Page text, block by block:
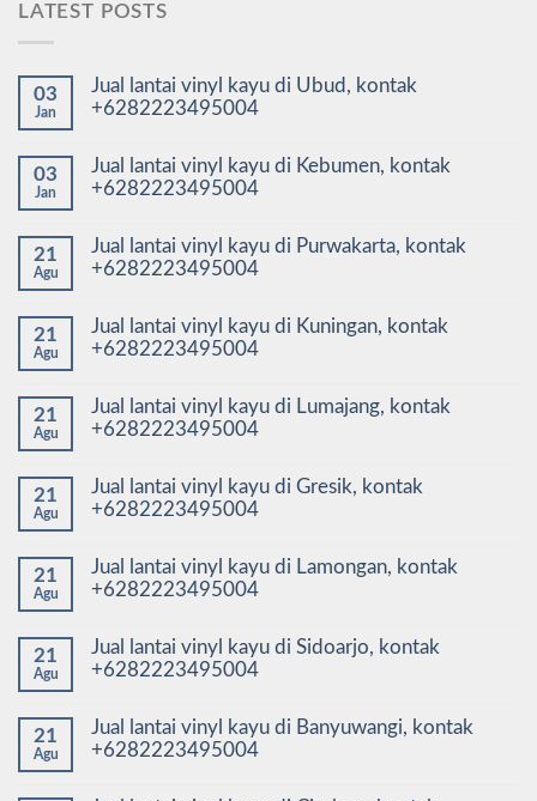
LATEST POSTS
03
Jan
Jual lantai vinyl kayu di Ubud, kontak
+6282223495004
03
Jan
Jual lantai vinyl kayu di Kebumen, kontak
+6282223495004
21
Agu
Jual lantai vinyl kayu di Purwakarta, kontak
+6282223495004
21
Agu
Jual lantai vinyl kayu di Kuningan, kontak
+6282223495004
21
Agu
Jual lantai vinyl kayu di Lumajang, kontak
+6282223495004
21
Agu
Jual lantai vinyl kayu di Gresik, kontak
+6282223495004
21
Agu
Jual lantai vinyl kayu di Lamongan, kontak
+6282223495004
21
Agu
Jual lantai vinyl kayu di Sidoarjo, kontak
+6282223495004
21
Agu
Jual lantai vinyl kayu di Banyuwangi, kontak
+6282223495004